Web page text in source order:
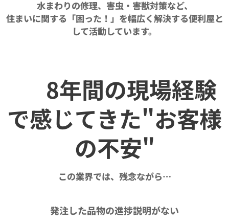
水まわりの修理、害虫・害獣対策など、
住まいに関する「困った！」を幅広く解決する便利屋と
して活動しています。
💬 8年間の現場経験
で感じてきた"お客様
の不安"
この業界では、残念ながら…
発注した品物の進捗説明がない